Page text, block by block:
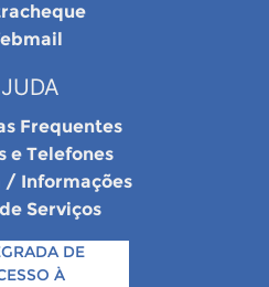
Frequentes
e Telefones
/ Informações
Serviços
DE
À